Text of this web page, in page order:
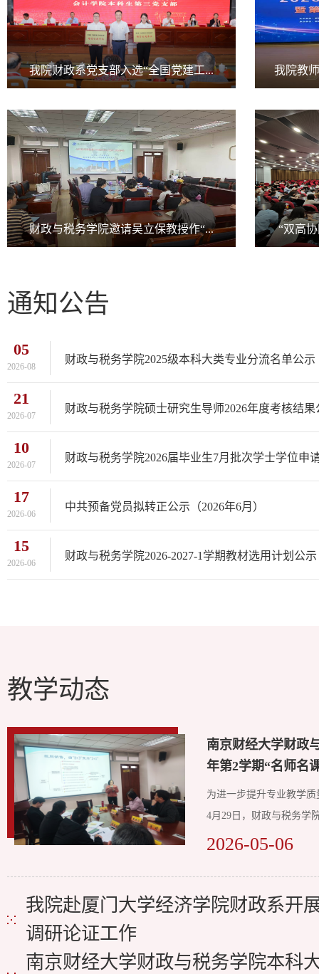
我院财政系党支部入选“全国党建工... 我院教
财政与税务学院邀请吴立保教授作“... “双高
通知公告
05
2026-08
财政与税务学院2025级本科大类专业分流名单公示
21
2026-07
财政与税务学院硕士研究生导师2026年度考核结果
10
2026-07
财政与税务学院2026届毕业生7月批次学士学位申
17
2026-06
中共预备党员拟转正公示（2026年6月）
15
2026-06
财政与税务学院2026-2027-1学期教材选用计划公示
教学动态
南京财经大学财政
年第2学期“名师名
为进一步提升专业教学
4月29日，财政与税务学
2026-05-06
我院赴厦门大学经济学院财政系开
调研论证工作
南京财经大学财政与税务学院本科